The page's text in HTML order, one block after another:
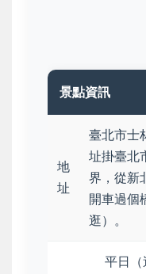
景點資訊
地
址
臺北市士
址掛臺北
界，從新
開車過個
逛）。
平日